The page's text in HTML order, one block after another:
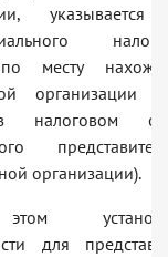
месту
организации
налоговом
организации).
для